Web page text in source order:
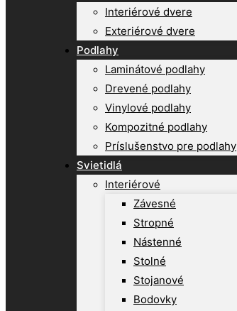
Interiérové dvere
Exteriérové dvere
Podlahy
Laminátové podlahy
Drevené podlahy
Vinylové podlahy
Kompozitné podlahy
Príslušenstvo pre podlahy
Svietidlá
Interiérové
Závesné
Stropné
Nástenné
Stolné
Stojanové
Bodovky